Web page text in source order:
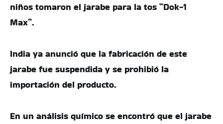
niños tomaron el jarabe para la tos “Dok-1
Max”.
India ya anunció que la fabricación de este
jarabe fue suspendida y se prohibió la
importación del producto.
En un análisis químico se encontró que el jarabe